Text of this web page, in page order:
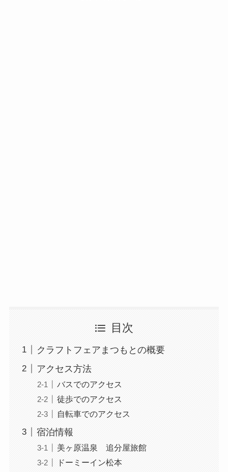
目次
クラフトフェアまつもとの概要
アクセス方法
バスでのアクセス
徒歩でのアクセス
自転車でのアクセス
宿泊情報
美ヶ原温泉 追分屋旅館
ドーミーイン松本